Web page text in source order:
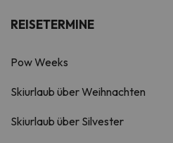
REISETERMINE
Pow Weeks
Skiurlaub über Weihnachten
Skiurlaub über Silvester